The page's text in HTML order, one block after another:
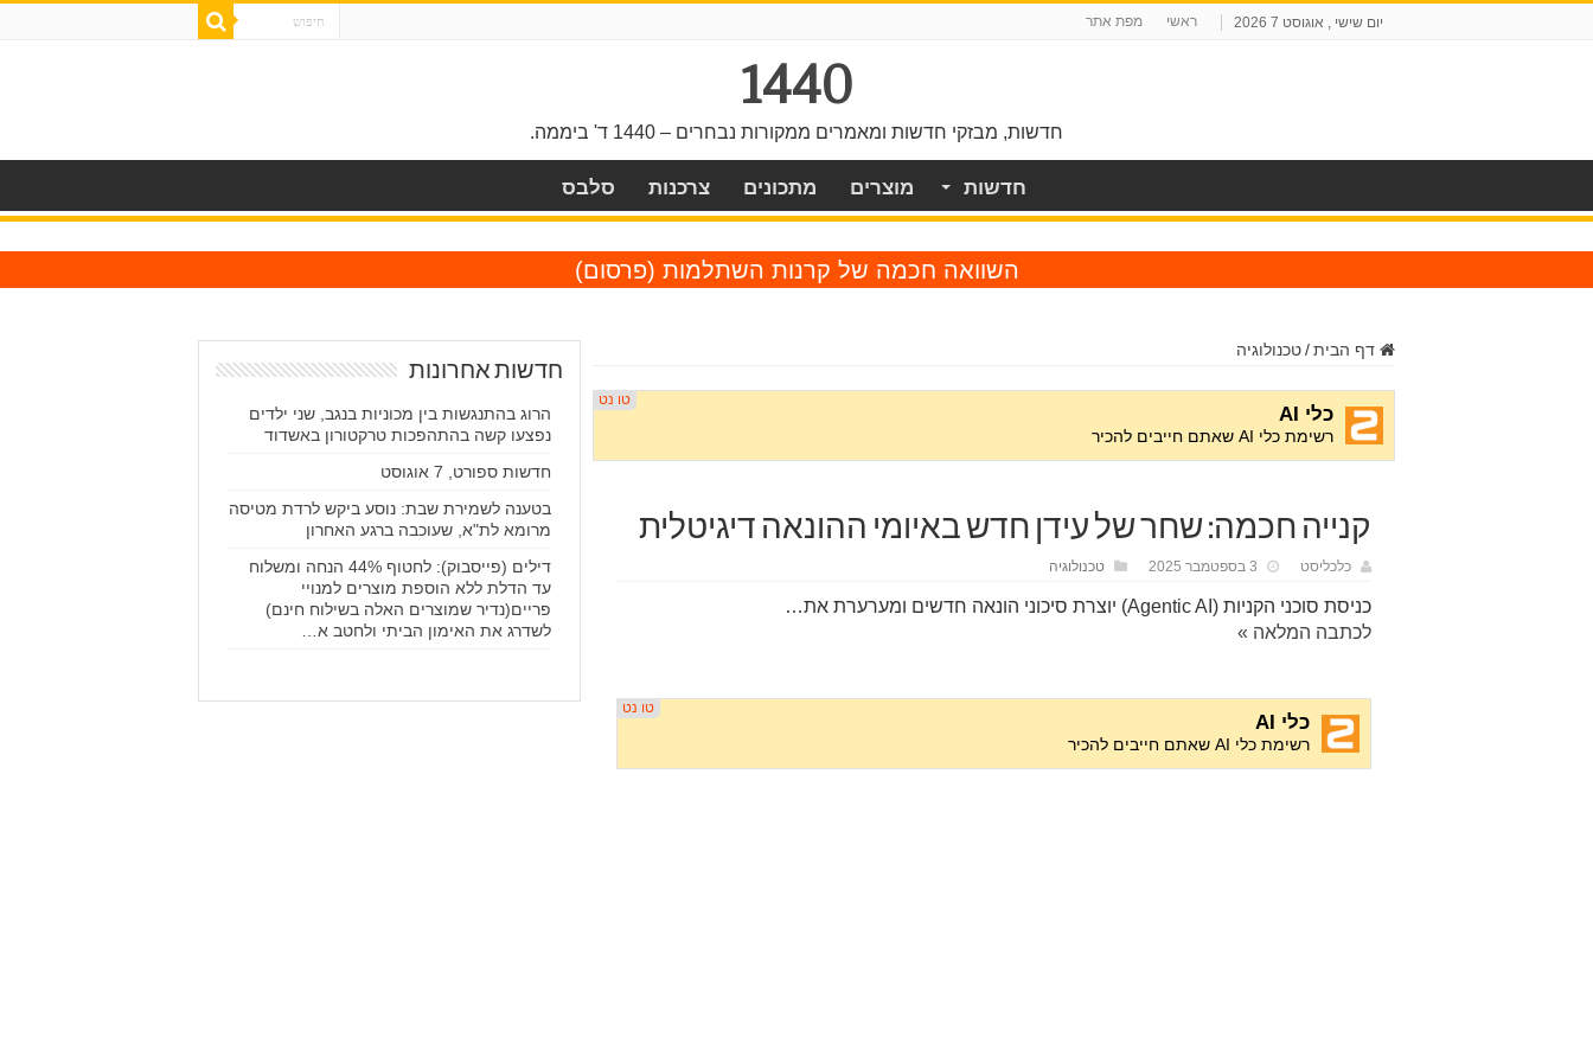
יום שישי , אוגוסט 7 2026 ראשי מפת אתר
1440
חדשות, מבזקי חדשות ומאמרים ממקורות נבחרים – 1440 ד' ביממה.
חדשות מוצרים מתכונים צרכנות סלבס
השוואה חכמה של קרנות השתלמות (פרסום)
דף הבית/טכנולוגיה
קנייה חכמה: שחר של עידן חדש באיומי ההונאה דיגיטלית
כלכליסט 3 בספטמבר 2025 טכנולוגיה
כניסת סוכני הקניות (Agentic AI) יוצרת סיכוני הונאה חדשים ומערערת את…
לכתבה המלאה »
חדשות אחרונות
הרוג בהתנגשות בין מכוניות בנגב, שני ילדים
נפצעו קשה בהתהפכות טרקטורון באשדוד
חדשות ספורט, 7 אוגוסט
בטענה לשמירת שבת: נוסע ביקש לרדת מטיסה
מרומא לת"א, שעוכבה ברגע האחרון
דילים (פייסבוק): לחטוף 44% הנחה ומשלוח
עד הדלת ללא הוספת מוצרים למנויי
פריים(נדיר שמוצרים האלה בשילוח חינם)
לשדרג את האימון הביתי ולחטב א…